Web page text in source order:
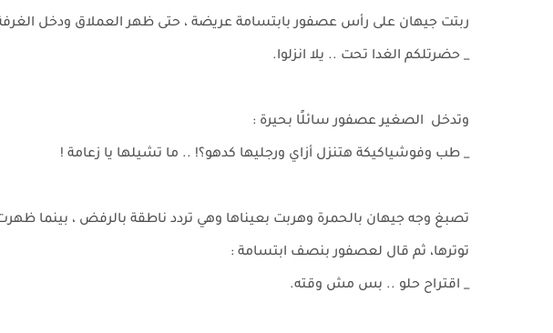
ربتت جيهان على رأس عصفور بابتسامة عريضة ، حتى ظهر العملاق ودخل الغرفة
_ حضرتلكم الغدا تحت .. يلا انزلوا.
وتدخل الصغير عصفور سائلًا بحيرة :
_ طب وفوشياكيكة هتنزل أزاي ورجليها كدهو؟! .. ما تشيلها يا زعامة !
تصبغ وجه جيهان بالحمرة وهربت بعيناها وهي تردد ناطقة بالرفض ، بينما
توترها، ثم قال لعصفور بنصف ابتسامة :
_ اقتراح حلو .. بس مش وقته.